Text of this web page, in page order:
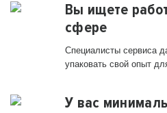
Вы ищете
сфере
Специалисты сервиса
упаковать свой опыт
У вас